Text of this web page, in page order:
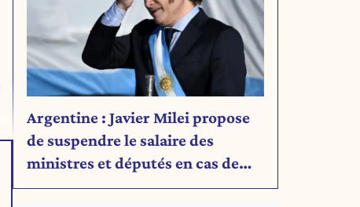
Argentine : Javier Milei propose
de suspendre le salaire des
ministres et députés en cas de
déficit budgétaire